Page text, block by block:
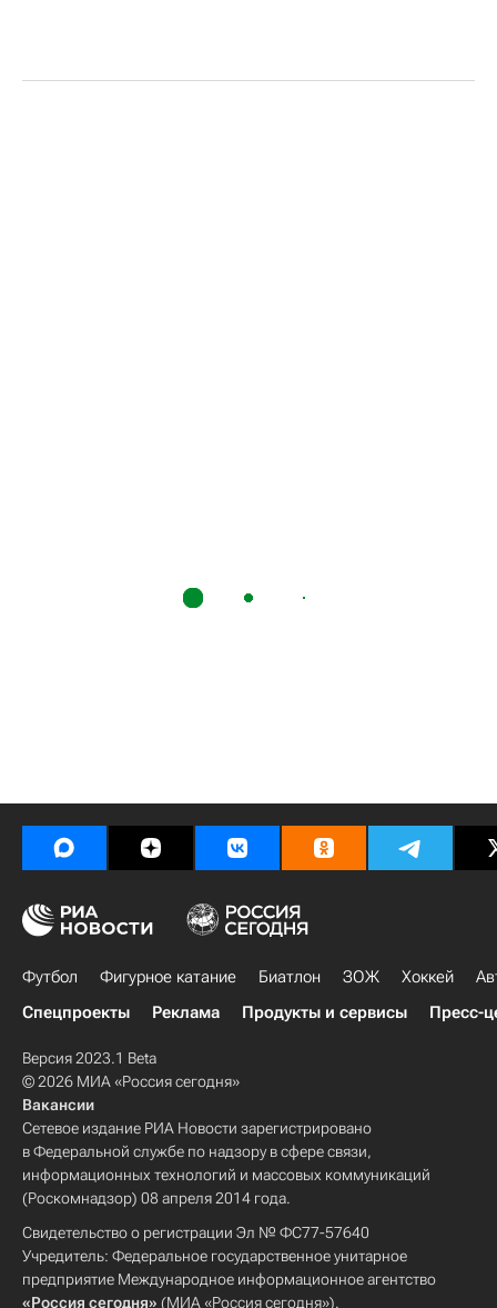
Футбол Фигурное катание Биатлон ЗОЖ Хоккей
Спецпроекты
Реклама Продукты и сервисы Пресс-
Версия 2023.1 Beta
© 2026 МИА «Россия сегодня»
Вакансии
Сетевое издание РИА Новости зарегистрировано
в Федеральной службе по надзору в сфере связи,
информационных технологий и массовых коммуникаций
(Роскомнадзор) 08 апреля 2014 года.
Свидетельство о регистрации Эл № ФС77-57640
Учредитель: Федеральное государственное унитарное
предприятие Международное информационное агентство
«Россия сегодня» (МИА «Россия сегодня»).